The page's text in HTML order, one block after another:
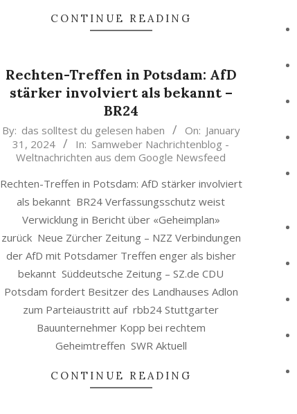
CONTINUE READING
Rechten-Treffen in Potsdam: AfD
stärker involviert als bekannt –
BR24
2024-
By: das solltest du gelesen haben On: January
31, 2024
In: Samweber Nachrichtenblog -
Weltnachrichten aus dem Google Newsfeed
Rechten-Treffen in Potsdam: AfD stärker involviert
als bekannt BR24 Verfassungsschutz weist
Verwicklung in Bericht über «Geheimplan»
zurück Neue Zürcher Zeitung – NZZ Verbindungen
der AfD mit Potsdamer Treffen enger als bisher
bekannt Süddeutsche Zeitung – SZ.de CDU
Potsdam fordert Besitzer des Landhauses Adlon
zum Parteiaustritt auf rbb24 Stuttgarter
Bauunternehmer Kopp bei rechtem
Geheimtreffen SWR Aktuell
CONTINUE READING